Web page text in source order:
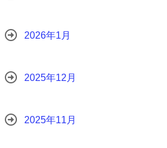
2026年1月
2025年12月
2025年11月